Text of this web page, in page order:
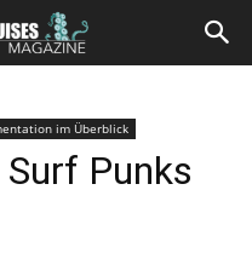
im Überblick
Punks